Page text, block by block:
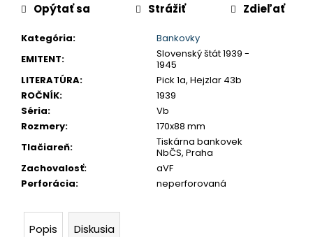
Kategória:
Bankovky
EMITENT:
Slovenský štát 1939 -
1945
LITERATÚRA:
Pick 1a, Hejzlar 43b
ROČNÍK:
1939
Séria:
Vb
Rozmery:
170x88 mm
Tlačiareň:
Tiskárna bankovek
NbČS, Praha
Zachovalosť:
aVF
Perforácia: neperforovaná
Opýtať sa Strážiť Zdieľať
Popis Diskusia
č
m
e
JOZEF
GRAJCIAR
1769
EVM-
€400